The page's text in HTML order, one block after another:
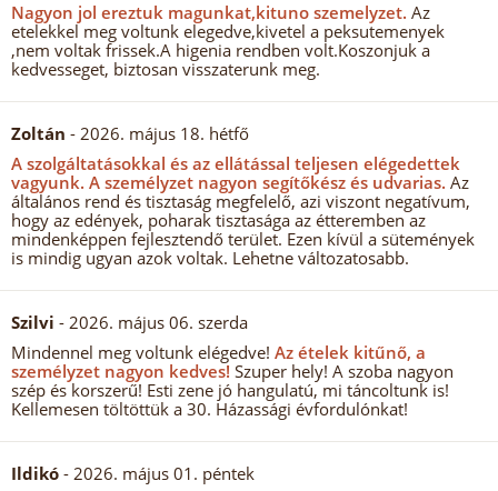
Nagyon jol ereztuk magunkat,kituno szemelyzet. Az
etelekkel meg voltunk elegedve,kivetel a peksutemenyek
,nem voltak frissek.A higenia rendben volt.Koszonjuk a
kedvesseget, biztosan visszaterunk meg.
Zoltán - 2026. május 18. hétfő
A szolgáltatásokkal és az ellátással teljesen elégedettek
vagyunk. A személyzet nagyon segítőkész és udvarias. Az
általános rend és tisztaság megfelelő, azi viszont negatívum,
hogy az edények, poharak tisztasága az étteremben az
mindenképpen fejlesztendő terület. Ezen kívül a sütemények
is mindig ugyan azok voltak. Lehetne változatosabb.
Szilvi - 2026. május 06. szerda
Mindennel meg voltunk elégedve! Az ételek kitűnő, a
személyzet nagyon kedves! Szuper hely! A szoba nagyon
szép és korszerű! Esti zene jó hangulatú, mi táncoltunk is!
Kellemesen töltöttük a 30. Házassági évfordulónkat!
Ildikó - 2026. május 01. péntek